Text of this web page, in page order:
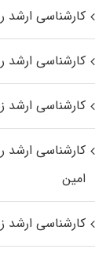
کارشناسی ارشد
کارشناسی ارشد
کارشناسی ارشد
کارشناسی
اﻣﻴﻦ
کارشناسی ارشد